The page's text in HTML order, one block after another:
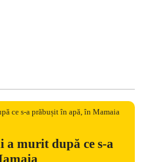
a murit după ce s-a